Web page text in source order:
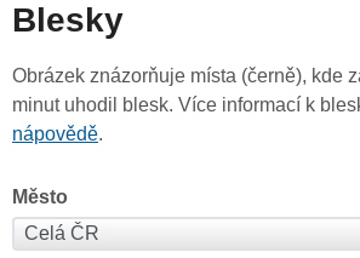
Blesky
Obrázek znázorňuje místa (černě), kde
minut uhodil blesk. Více informací k
nápovědě.
Město